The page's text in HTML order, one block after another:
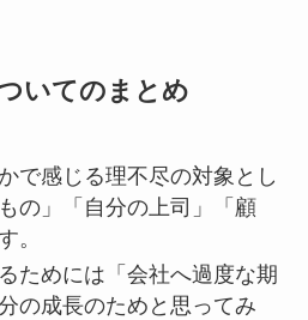
いてのまとめ
で感じる理不尽の対象とし
の」「自分の上司」「顧
。
ためには「会社へ過度な期
の成長のためと思ってみ